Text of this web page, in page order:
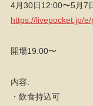
4月30日12:00〜5月7
https://livepocket.jp/
開場19:00〜
内容:
・飲食持込可